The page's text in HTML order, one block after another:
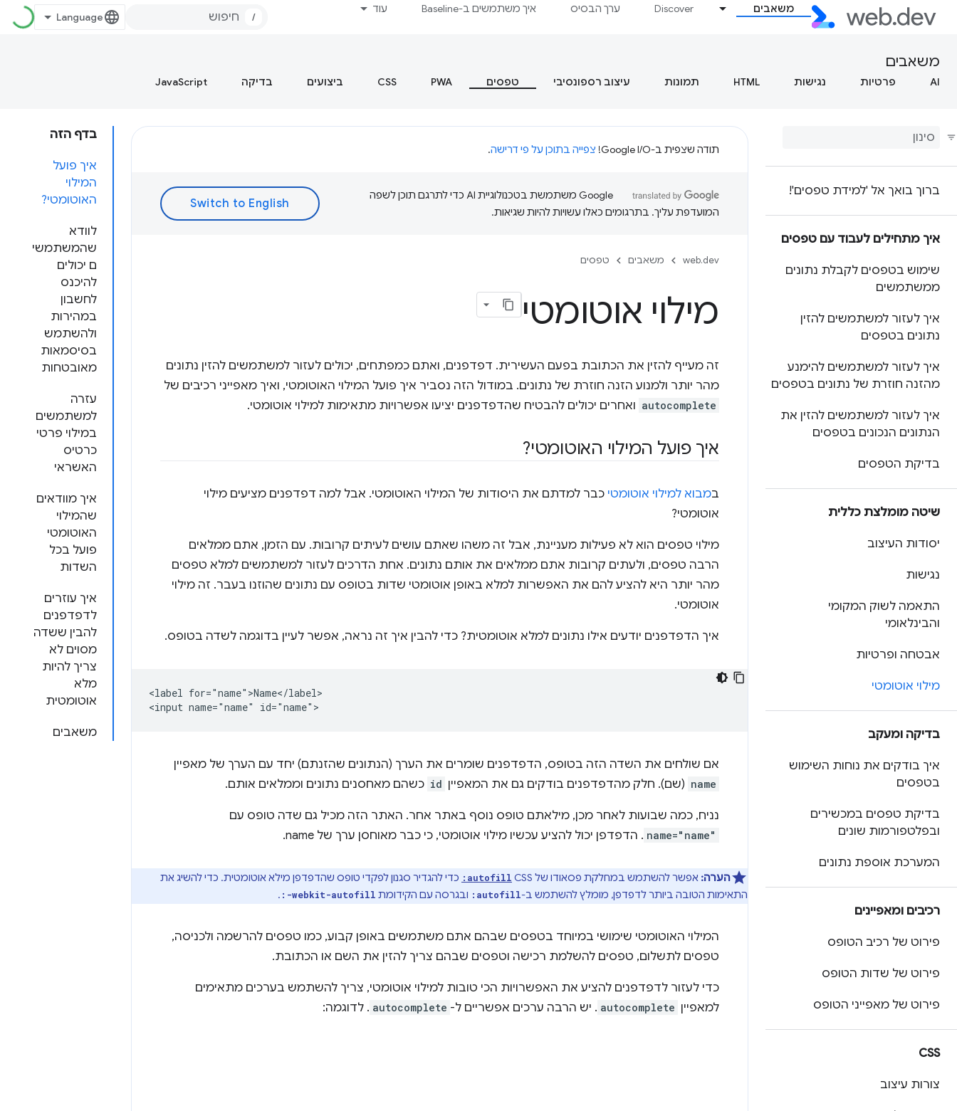
משאבים Discover ערך הבסיס איך משתמשים ב-Baseline עוד
/
משאבים
AI פרטיות נגישות HTML תמונות עיצוב רספונסיבי טפסים PWA
CSS ביצועים בדיקה JavaScript
ברוך בואך אל 'למידת טפסים'!
איך מתחילים לעבוד עם טפסים
שימוש בטפסים לקבלת נתונים
ממשתמשים
איך לעזור למשתמשים להזין
נתונים בטפסים
איך לעזור למשתמשים להימנע
מהזנה חוזרת של נתונים בטפסים
איך לעזור למשתמשים להזין את
הנתונים הנכונים בטפסים
בדיקת הטפסים
שיטה מומלצת כללית
יסודות העיצוב
נגישות
התאמה לשוק המקומי
והבינלאומי
אבטחה ופרטיות
מילוי אוטומטי
בדיקה ומעקב
איך בודקים את נוחות השימוש
בטפסים
בדיקת טפסים במכשירים
ובפלטפורמות שונים
המערכת אוספת נתונים
רכיבים ומאפיינים
פירוט של רכיב הטופס
פירוט של שדות הטופס
פירוט של מאפייני הטופס
CSS
צורות עיצוב
בדף הזה
איך פועל
המילוי
האוטומטי?
לוודא
שהמשתמשי
ם יכולים
להיכנס
לחשבון
במהירות
ולהשתמש
בסיסמאות
מאובטחות
עזרה
למשתמשים
במילוי פרטי
כרטיס
האשראי
איך מוודאים
שהמילוי
האוטומטי
פועל בכל
השדות
איך עוזרים
לדפדפנים
להבין ששדה
מסוים לא
צריך להיות
מלא
אוטומטית
משאבים
תודה שצפית ב-Google I/O! צפייה בתוכן על פי דרישה.
‫Google משתמשת בטכנולוגיית AI כדי לתרגם תוכן לשפה
המועדפת עליך. בתרגומים כאלו עשויות להיות שגיאות.
web.dev משאבים טפסים
מילוי אוטומטי
זה מעייף להזין את הכתובת בפעם העשירית. דפדפנים, ואתם כמפתחים, יכולים לעזור למשתמשים להזין נתונים
מהר יותר ולמנוע הזנה חוזרת של נתונים. במודול הזה נסביר איך פועל המילוי האוטומטי, ואיך מאפייני רכיבים של
autocomplete ואחרים יכולים להבטיח שהדפדפנים יציעו אפשרויות מתאימות למילוי אוטומטי.
איך פועל המילוי האוטומטי?
במבוא למילוי אוטומטי כבר למדתם את היסודות של המילוי האוטומטי. אבל למה דפדפנים מציעים מילוי
אוטומטי?
מילוי טפסים הוא לא פעילות מעניינת, אבל זה משהו שאתם עושים לעיתים קרובות. עם הזמן, אתם ממלאים
הרבה טפסים, ולעתים קרובות אתם ממלאים את אותם נתונים. אחת הדרכים לעזור למשתמשים למלא טפסים
מהר יותר היא להציע להם את האפשרות למלא באופן אוטומטי שדות בטופס עם נתונים שהוזנו בעבר. זה מילוי
אוטומטי.
איך הדפדפנים יודעים אילו נתונים למלא אוטומטית? כדי להבין איך זה נראה, אפשר לעיין בדוגמה לשדה בטופס.
<label for="name">Name</label>
אם שולחים את השדה הזה בטופס, הדפדפנים שומרים את הערך (הנתונים שהזנתם) יחד עם הערך של מאפיין
name (שם). חלק מהדפדפנים בודקים גם את המאפיין id כשהם מאחסנים נתונים וממלאים אותם.
נניח, כמה שבועות לאחר מכן, מילאתם טופס נוסף באתר אחר. האתר הזה מכיל גם שדה טופס עם
name="name" . הדפדפן יכול להציע עכשיו מילוי אוטומטי, כי כבר מאוחסן ערך של name.
הערה: אפשר להשתמש במחלקת פסאודו של CSS‏ :autofill כדי להגדיר סגנון לפקדי טופס שהדפדפן מילא אוטומטית. כדי להשיג את
התאימות הטובה ביותר לדפדפן, מומלץ להשתמש ב-:autofill ובגרסה עם הקידומת :-webkit-autofill
.
המילוי האוטומטי שימושי במיוחד בטפסים שבהם אתם משתמשים באופן קבוע, כמו טפסים להרשמה ולכניסה,
טפסים לתשלום, טפסים להשלמת רכישה וטפסים שבהם צריך להזין את השם או הכתובת.
כדי לעזור לדפדפנים להציע את האפשרויות הכי טובות למילוי אוטומטי, צריך להשתמש בערכים מתאימים
למאפיין autocomplete . יש הרבה ערכים אפשריים ל- autocomplete . לדוגמה: